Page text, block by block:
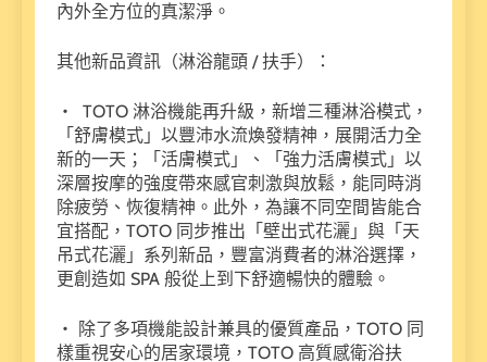
內外全方位的真潔淨。
其他新品資訊（淋浴龍頭 / 扶手）：
・ TOTO 淋浴機能再升級，新增三種淋浴模式，
「舒膚模式」以豐沛水流煥發精神，展開活力全
新的一天；「活膚模式」、「強力活膚模式」以
深層按摩的強度帶來感官刺激與放鬆，能同時消
除疲勞、恢復精神。此外，為讓不同空間皆能合
宜搭配，TOTO 同步推出「壁出式花灑」與「天
吊式花灑」系列新品，豐富消費者的淋浴選擇，
更創造如 SPA 般從上到下舒適暢快的體驗。
・ 除了多項機能設計兼具的優質產品，TOTO 同
樣重視安心的居家環境，TOTO 高質感衛浴扶